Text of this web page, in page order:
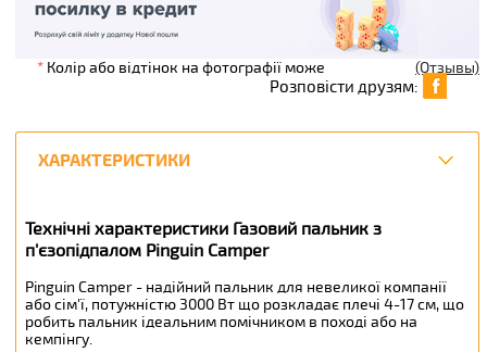
(Отзывы)
Розповісти друзям:
ХАРАКТЕРИСТИКИ
Технічні характеристики Газовий пальник з
п'єзопідпалом Pinguin Camper
Pinguin Camper - надійний пальник для невеликої компанії
або сім'ї, потужністю 3000 Вт що розкладає плечі 4-17 см, що
робить пальник ідеальним помічником в поході або на
кемпінгу.
*Колір або відтінок на фотографії може